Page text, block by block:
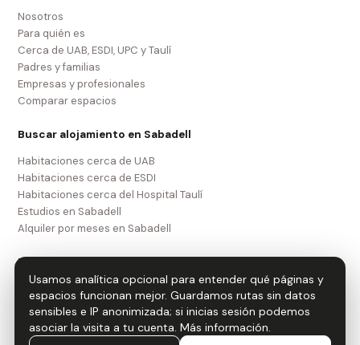
Usamos analítica opcional para entender qué páginas y
espacios funcionan mejor. Guardamos rutas sin datos
sensibles e IP anonimizada; si inicias sesión podemos
asociar la visita a tu cuenta. Más información.
Nosotros
Para quién es
Cerca de UAB, ESDI, UPC y Taulí
Padres y familias
Empresas y profesionales
Comparar espacios
Buscar alojamiento en Sabadell
Habitaciones cerca de UAB
Habitaciones cerca de ESDI
Habitaciones cerca del Hospital Taulí
Estudios en Sabadell
Alquiler por meses en Sabadell
Legal
Aviso legal
Política de privacidad
Política de cookies